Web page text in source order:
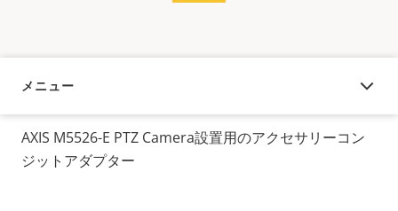
メニュー
概要
AXIS M5526-E PTZ Camera設置用のアクセサリーコン
ジットアダプター